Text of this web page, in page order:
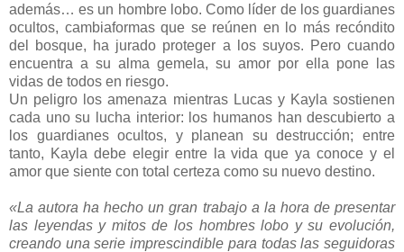
además… es un hombre lobo. Como líder de los guardianes
ocultos, cambiaformas que se reúnen en lo más recóndito
del bosque, ha jurado proteger a los suyos. Pero cuando
encuentra a su alma gemela, su amor por ella pone las
vidas de todos en riesgo.
Un peligro los amenaza mientras Lucas y Kayla sostienen
cada uno su lucha interior: los humanos han descubierto a
los guardianes ocultos, y planean su destrucción; entre
tanto, Kayla debe elegir entre la vida que ya conoce y el
amor que siente con total certeza como su nuevo destino.
«La autora ha hecho un gran trabajo a la hora de presentar
las leyendas y mitos de los hombres lobo y su evolución,
creando una serie imprescindible para todas las seguidoras